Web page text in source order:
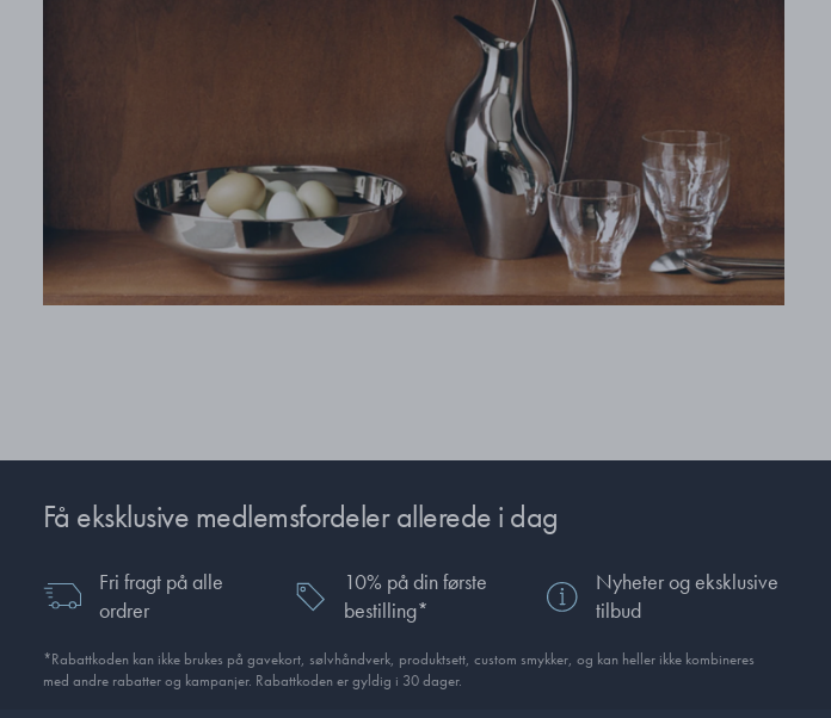
Få eksklusive medlemsfordeler allerede i dag
Fri fragt på alle
ordrer
10% på din første
bestilling*
Nyheter og eksklusive
tilbud
*Rabattkoden kan ikke brukes på gavekort, sølvhåndverk, produkt­sett, custom smykker, og kan heller ikke kombineres
med andre rabatter og kampanjer. Rabattkoden er gyldig i 30 dager.